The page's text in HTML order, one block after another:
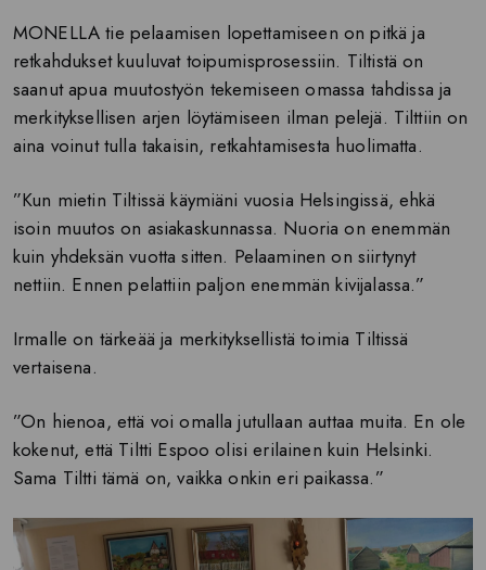
MONELLA tie pelaamisen lopettamiseen on pitkä ja
retkahdukset kuuluvat toipumisprosessiin. Tiltistä on
saanut apua muutostyön tekemiseen omassa tahdissa ja
merkityksellisen arjen löytämiseen ilman pelejä. Tilttiin on
aina voinut tulla takaisin, retkahtamisesta huolimatta.
”Kun mietin Tiltissä käymiäni vuosia Helsingissä, ehkä
isoin muutos on asiakaskunnassa. Nuoria on enemmän
kuin yhdeksän vuotta sitten. Pelaaminen on siirtynyt
nettiin. Ennen pelattiin paljon enemmän kivijalassa.”
Irmalle on tärkeää ja merkityksellistä toimia Tiltissä
vertaisena.
”On hienoa, että voi omalla jutullaan auttaa muita. En ole
kokenut, että Tiltti Espoo olisi erilainen kuin Helsinki.
Sama Tiltti tämä on, vaikka onkin eri paikassa.”